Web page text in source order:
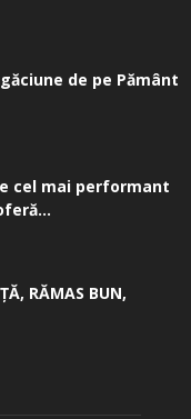
de pe Pământ
cel mai performant
­RĂMAS BUN,